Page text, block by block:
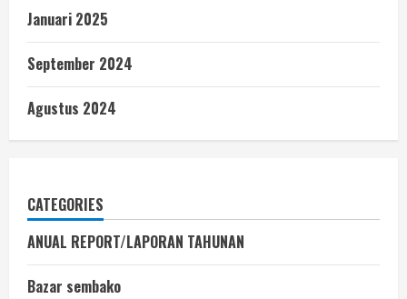
Januari 2025
September 2024
Agustus 2024
CATEGORIES
ANUAL REPORT/LAPORAN TAHUNAN
Bazar sembako